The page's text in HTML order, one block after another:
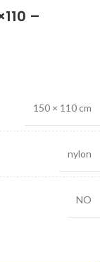
–
150 × 110 cm
nylon
NO